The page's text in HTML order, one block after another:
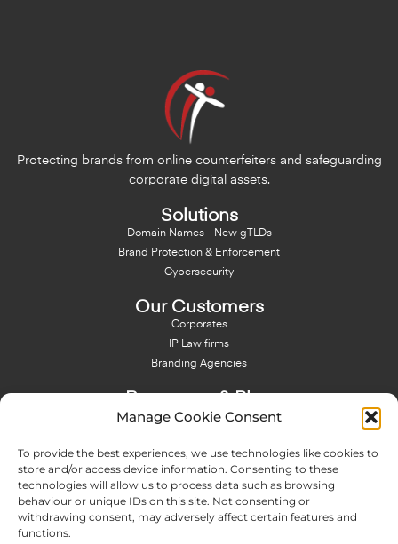
Manage Cookie Consent
To provide the best experiences, we use technologies like cookies to
store and/or access device information. Consenting to these
technologies will allow us to process data such as browsing
behaviour or unique IDs on this site. Not consenting or
withdrawing consent, may adversely affect certain features and
functions.
Protecting brands from online counterfeiters and safeguarding
corporate digital assets.
Solutions
Domain Names - New gTLDs
Brand Protection & Enforcement
Cybersecurity
Our Customers
Corporates
IP Law firms
Branding Agencies
Blog
Domain Names Search
About Us
Expertise
Team